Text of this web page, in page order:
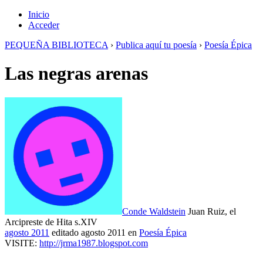
Inicio
Acceder
PEQUEÑA BIBLIOTECA › Publica aquí tu poesía › Poesía Épica
Las negras arenas
Conde Waldstein Juan Ruiz, el
Arcipreste de Hita s.XIV
agosto 2011 editado agosto 2011 en Poesía Épica
VISITE: http://jrma1987.blogspot.com